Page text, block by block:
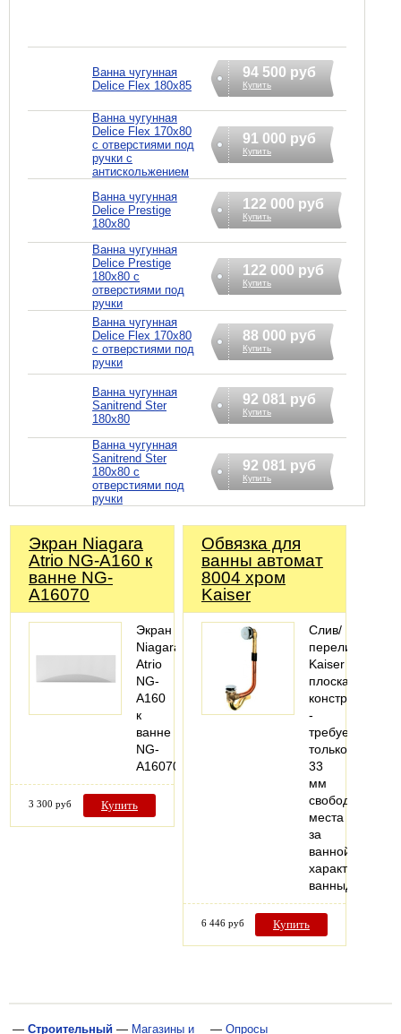
Ванна чугунная
Delice Flex 180x85
94 500 руб
Купить
Ванна чугунная
Delice Flex 170x80
с отверстиями под
ручки с
антискольжением
91 000 руб
Купить
Ванна чугунная
Delice Prestige
180x80
122 000 руб
Купить
Ванна чугунная
Delice Prestige
180x80 с
отверстиями под
ручки
122 000 руб
Купить
Ванна чугунная
Delice Flex 170x80
с отверстиями под
ручки
88 000 руб
Купить
Ванна чугунная
Sanitrend Ster
180х80
92 081 руб
Купить
Ванна чугунная
Sanitrend Ster
180х80 с
отверстиями под
ручки
92 081 руб
Купить
Экран Niagara
Atrio NG-A160 к
ванне NG-
A16070
Экран
Niagara
Atrio
NG-
A160
к
ванне
NG-
A16070
3 300 руб Купить
Обвязка для
ванны автомат
8004 хром
Kaiser
Слив/
перелив
Kaiser
плоская
конструкция
-
требуется
только
33
мм
свободного
места
за
ванныДля…
6 446 руб Купить
— Строительный — Магазины и — Опросы